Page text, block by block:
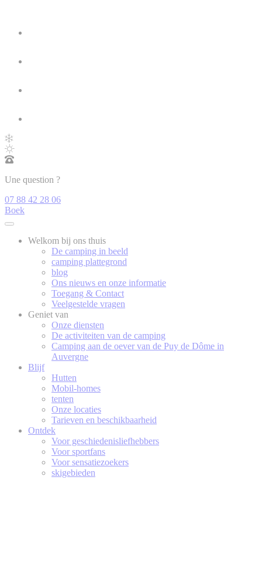
Une question ?
07 88 42 28 06
Boek
Welkom bij ons thuis
De camping in beeld
camping plattegrond
blog
Ons nieuws en onze informatie
Toegang & Contact
Veelgestelde vragen
Geniet van
Onze diensten
De activiteiten van de camping
Camping aan de oever van de Puy de Dôme in
Auvergne
Blijf
Hutten
Mobil-homes
tenten
Onze locaties
Tarieven en beschikbaarheid
Ontdek
Voor geschiedenisliefhebbers
Voor sportfans
Voor sensatiezoekers
skigebieden